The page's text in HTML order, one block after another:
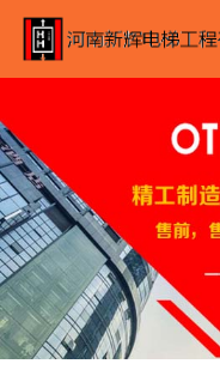
奥的斯电梯
旧楼加装电梯
产品展示
新闻动态
图库展示